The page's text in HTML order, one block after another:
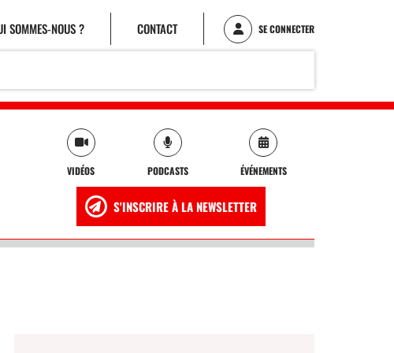
SOMMES-NOUS ? CONTACT SE CONNECTER
VIDÉOS PODCASTS ÉVÉNEMENTS
S'INSCRIRE À LA NEWSLETTER